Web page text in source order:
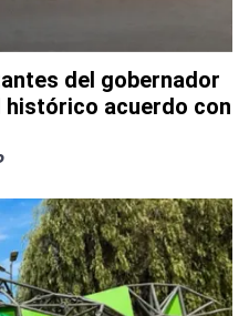
del gobernador
acuerdo con